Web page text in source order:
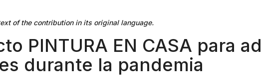
of the contribution in its original language.
PINTURA EN CASA para
durante la pandemia